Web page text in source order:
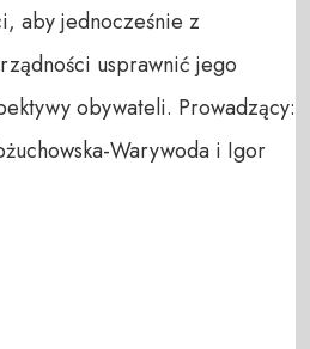
aby jednocześnie z
usprawnić jego
obywateli. Prowadzący:
Warywoda i Igor